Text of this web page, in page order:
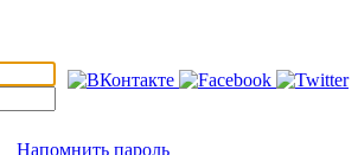
Напомнить пароль